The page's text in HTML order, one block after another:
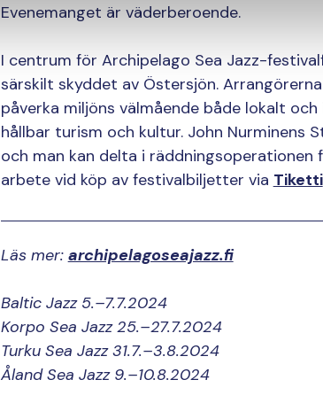
Evenemanget är väderberoende.
I centrum för Archipelago Sea Jazz-
särskilt skyddet av Östersjön.
påverka miljöns välmående både lokalt
hållbar turism och kultur. John Nurminens
och man kan delta i
arbete vid köp av festivalbiljetter via Tiketti
Läs mer: archipelagoseajazz.fi
Baltic Jazz 5.–7.7.2024
Korpo Sea Jazz 25.–27.7.2024
Turku Sea Jazz 31.7.–3.8.2024
Åland Sea Jazz 9.–10.8.2024